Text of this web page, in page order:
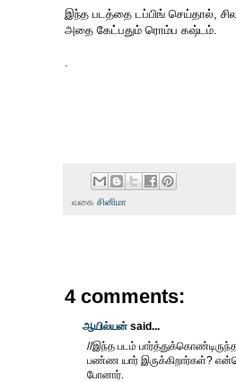
இந்த படத்தை டப்பிங் செய்தால்,
அதை கேட்பதும் ரொம்ப கஷ்டம்.
வகை சினிமா
4 comments:
ஆயில்யன் said...
//இந்த படம் பார்த்துக்கொண்டிருந்த
பண்ண யார் இருக்கிறார்கள்?
போனார்.